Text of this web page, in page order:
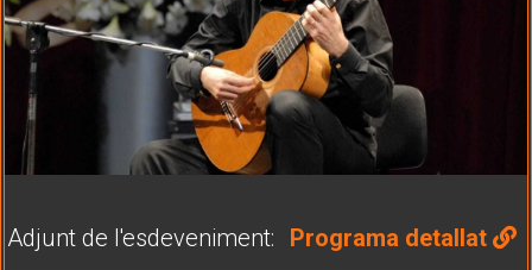
Adjunt de l'esdeveniment: Programa detallat